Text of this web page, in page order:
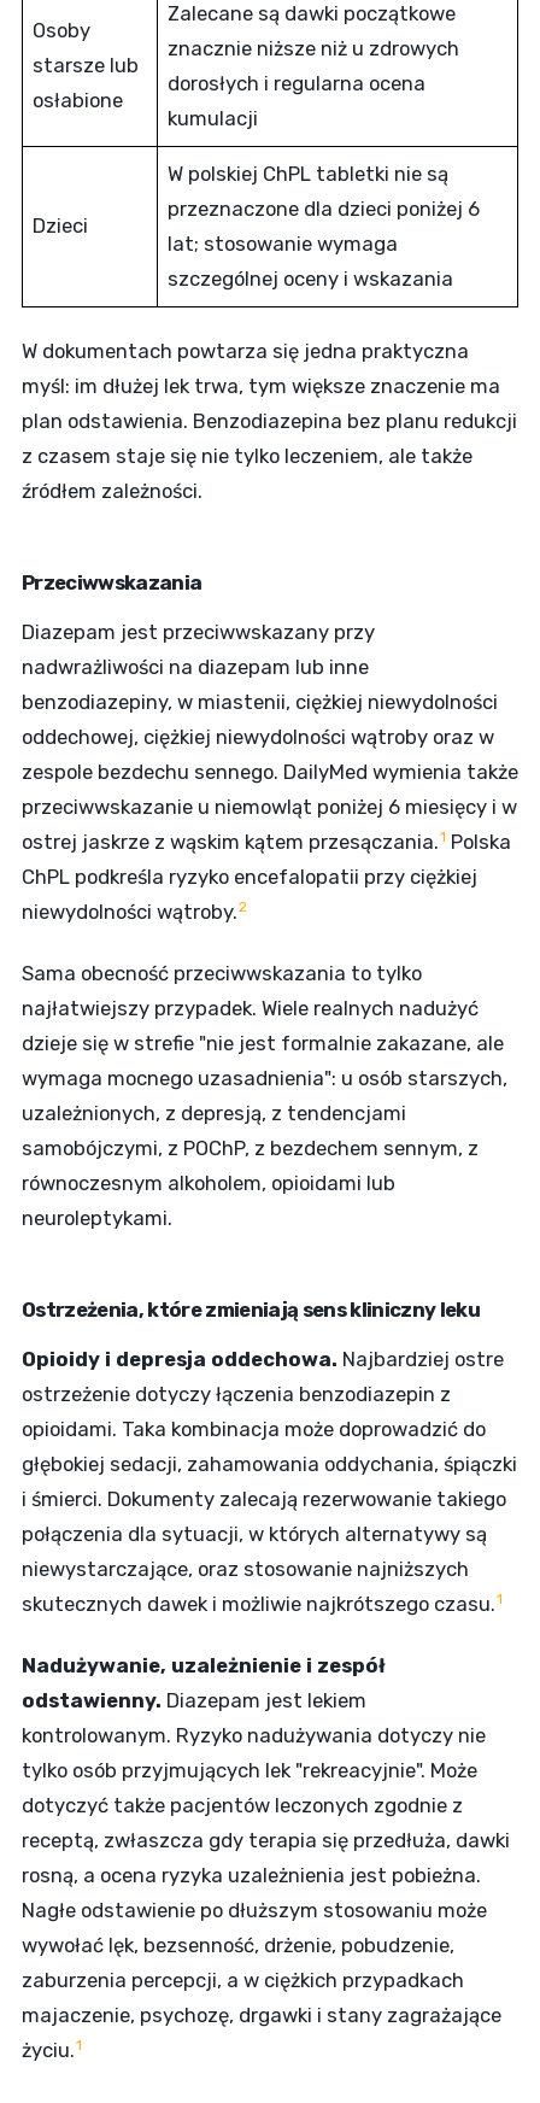
Osoby
starsze lub
osłabione
Zalecane są dawki początkowe
znacznie niższe niż u zdrowych
dorosłych i regularna ocena
kumulacji
Dzieci
W polskiej ChPL tabletki nie są
przeznaczone dla dzieci poniżej 6
lat; stosowanie wymaga
szczególnej oceny i wskazania
W dokumentach powtarza się jedna praktyczna
myśl: im dłużej lek trwa, tym większe znaczenie ma
plan odstawienia. Benzodiazepina bez planu redukcji
z czasem staje się nie tylko leczeniem, ale także
źródłem zależności.
Przeciwwskazania
Diazepam jest przeciwwskazany przy
nadwrażliwości na diazepam lub inne
benzodiazepiny, w miastenii, ciężkiej niewydolności
oddechowej, ciężkiej niewydolności wątroby oraz w
zespole bezdechu sennego. DailyMed wymienia także
przeciwwskazanie u niemowląt poniżej 6 miesięcy i w
ostrej jaskrze z wąskim kątem przesączania.1 Polska
ChPL podkreśla ryzyko encefalopatii przy ciężkiej
niewydolności wątroby.2
Sama obecność przeciwwskazania to tylko
najłatwiejszy przypadek. Wiele realnych nadużyć
dzieje się w strefie "nie jest formalnie zakazane, ale
wymaga mocnego uzasadnienia": u osób starszych,
uzależnionych, z depresją, z tendencjami
samobójczymi, z POChP, z bezdechem sennym, z
równoczesnym alkoholem, opioidami lub
neuroleptykami.
Ostrzeżenia, które zmieniają sens kliniczny leku
Opioidy i depresja oddechowa. Najbardziej ostre
ostrzeżenie dotyczy łączenia benzodiazepin z
opioidami. Taka kombinacja może doprowadzić do
głębokiej sedacji, zahamowania oddychania, śpiączki
i śmierci. Dokumenty zalecają rezerwowanie takiego
połączenia dla sytuacji, w których alternatywy są
niewystarczające, oraz stosowanie najniższych
skutecznych dawek i możliwie najkrótszego czasu.1
Nadużywanie, uzależnienie i zespół
odstawienny. Diazepam jest lekiem
kontrolowanym. Ryzyko nadużywania dotyczy nie
tylko osób przyjmujących lek "rekreacyjnie". Może
dotyczyć także pacjentów leczonych zgodnie z
receptą, zwłaszcza gdy terapia się przedłuża, dawki
rosną, a ocena ryzyka uzależnienia jest pobieżna.
Nagłe odstawienie po dłuższym stosowaniu może
wywołać lęk, bezsenność, drżenie, pobudzenie,
zaburzenia percepcji, a w ciężkich przypadkach
majaczenie, psychozę, drgawki i stany zagrażające
życiu.1